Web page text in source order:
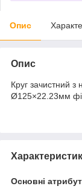
Опис
Опис
Круг зачистний з
Ø125×22.23мм
Основні